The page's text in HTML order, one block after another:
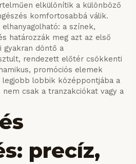
elkülönítik a különböző
komfortosabbá válik.
a színek,
határozzák meg azt az első
gyakran döntő a
rendezett előtér csökkenti
promóciós elemek
legjobb lobbik középpontjába a
csak a tranzakciókat vagy a
precíz,